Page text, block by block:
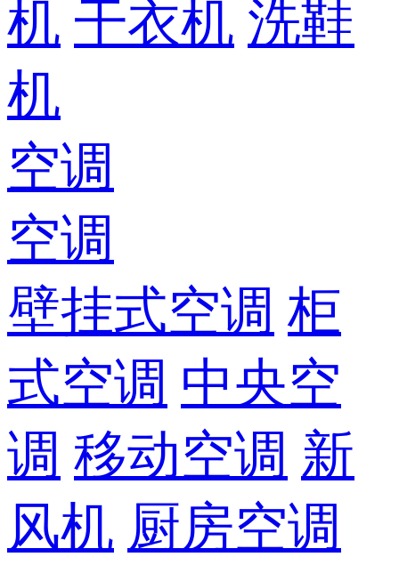
机 干衣机 洗鞋
机
空调
空调
壁挂式空调 柜
式空调 中央空
调 移动空调 新
风机 厨房空调